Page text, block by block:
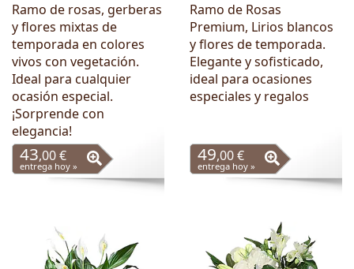
Ramo de rosas, gerberas
y flores mixtas de
temporada en colores
vivos con vegetación.
Ideal para cualquier
ocasión especial.
¡Sorprende con
elegancia!
43,00 €
entrega hoy »
Ramo de Rosas
Premium, Lirios blancos
y flores de temporada.
Elegante y sofisticado,
ideal para ocasiones
especiales y regalos
49,00 €
entrega hoy »